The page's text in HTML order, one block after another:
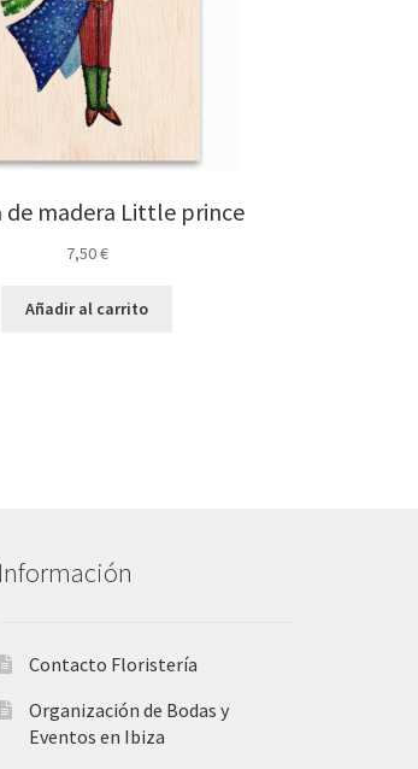
de madera Little prince
7,50€
Añadir al carrito
Información
Contacto Floristería
Organización de Bodas y
Eventos en Ibiza